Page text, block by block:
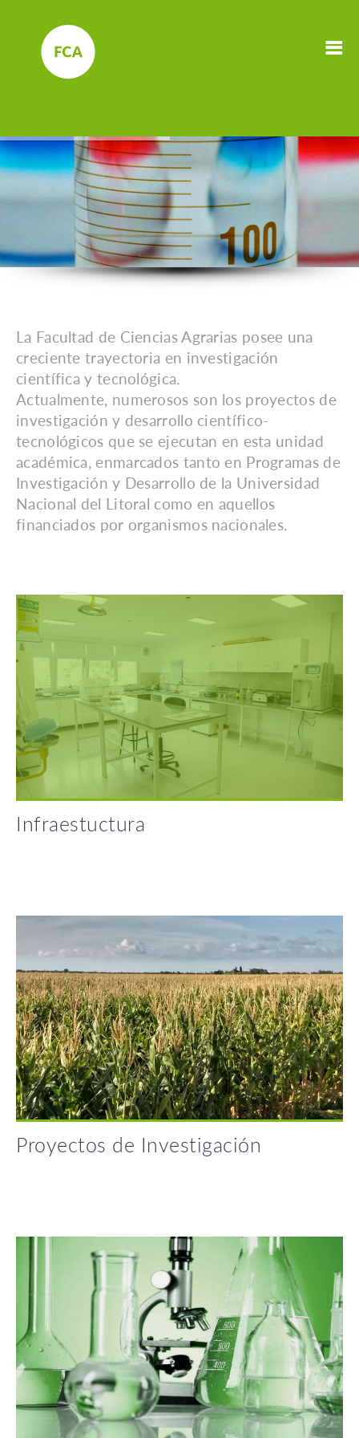
La Facultad de Ciencias Agrarias posee una
creciente trayectoria en investigación
científica y tecnológica.
Actualmente, numerosos son los proyectos de
investigación y desarrollo científico-
tecnológicos que se ejecutan en esta unidad
académica, enmarcados tanto en Programas de
Investigación y Desarrollo de la Universidad
Nacional del Litoral como en aquellos
financiados por organismos nacionales.
Infraestuctura
Proyectos de Investigación